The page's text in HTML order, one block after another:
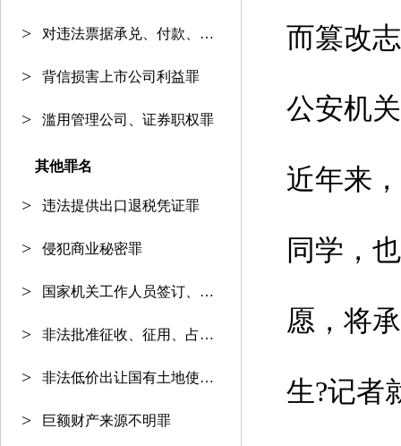
对违法票据承兑、付款、保证罪
背信损害上市公司利益罪
滥用管理公司、证券职权罪
其他罪名
违法提供出口退税凭证罪
侵犯商业秘密罪
国家机关工作人员签订、履行合同
非法批准征收、征用、占用土地罪
非法低价出让国有土地使用权罪
巨额财产来源不明罪
而篡改
公安机
近年来
同学，
愿，将
生?记者